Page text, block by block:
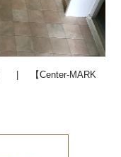
【Center-MARK